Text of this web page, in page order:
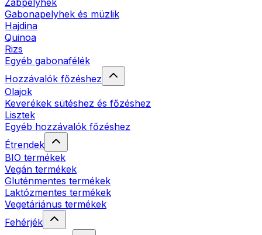
Zabpelyhek
Gabonapelyhek és müzlik
Hajdina
Quinoa
Rizs
Egyéb gabonafélék
Hozzávalók főzéshez
Olajok
Keverékek sütéshez és főzéshez
Lisztek
Egyéb hozzávalók főzéshez
Étrendek
BIO termékek
Vegán termékek
Gluténmentes termékek
Laktózmentes termékek
Vegetáriánus termékek
Fehérjék